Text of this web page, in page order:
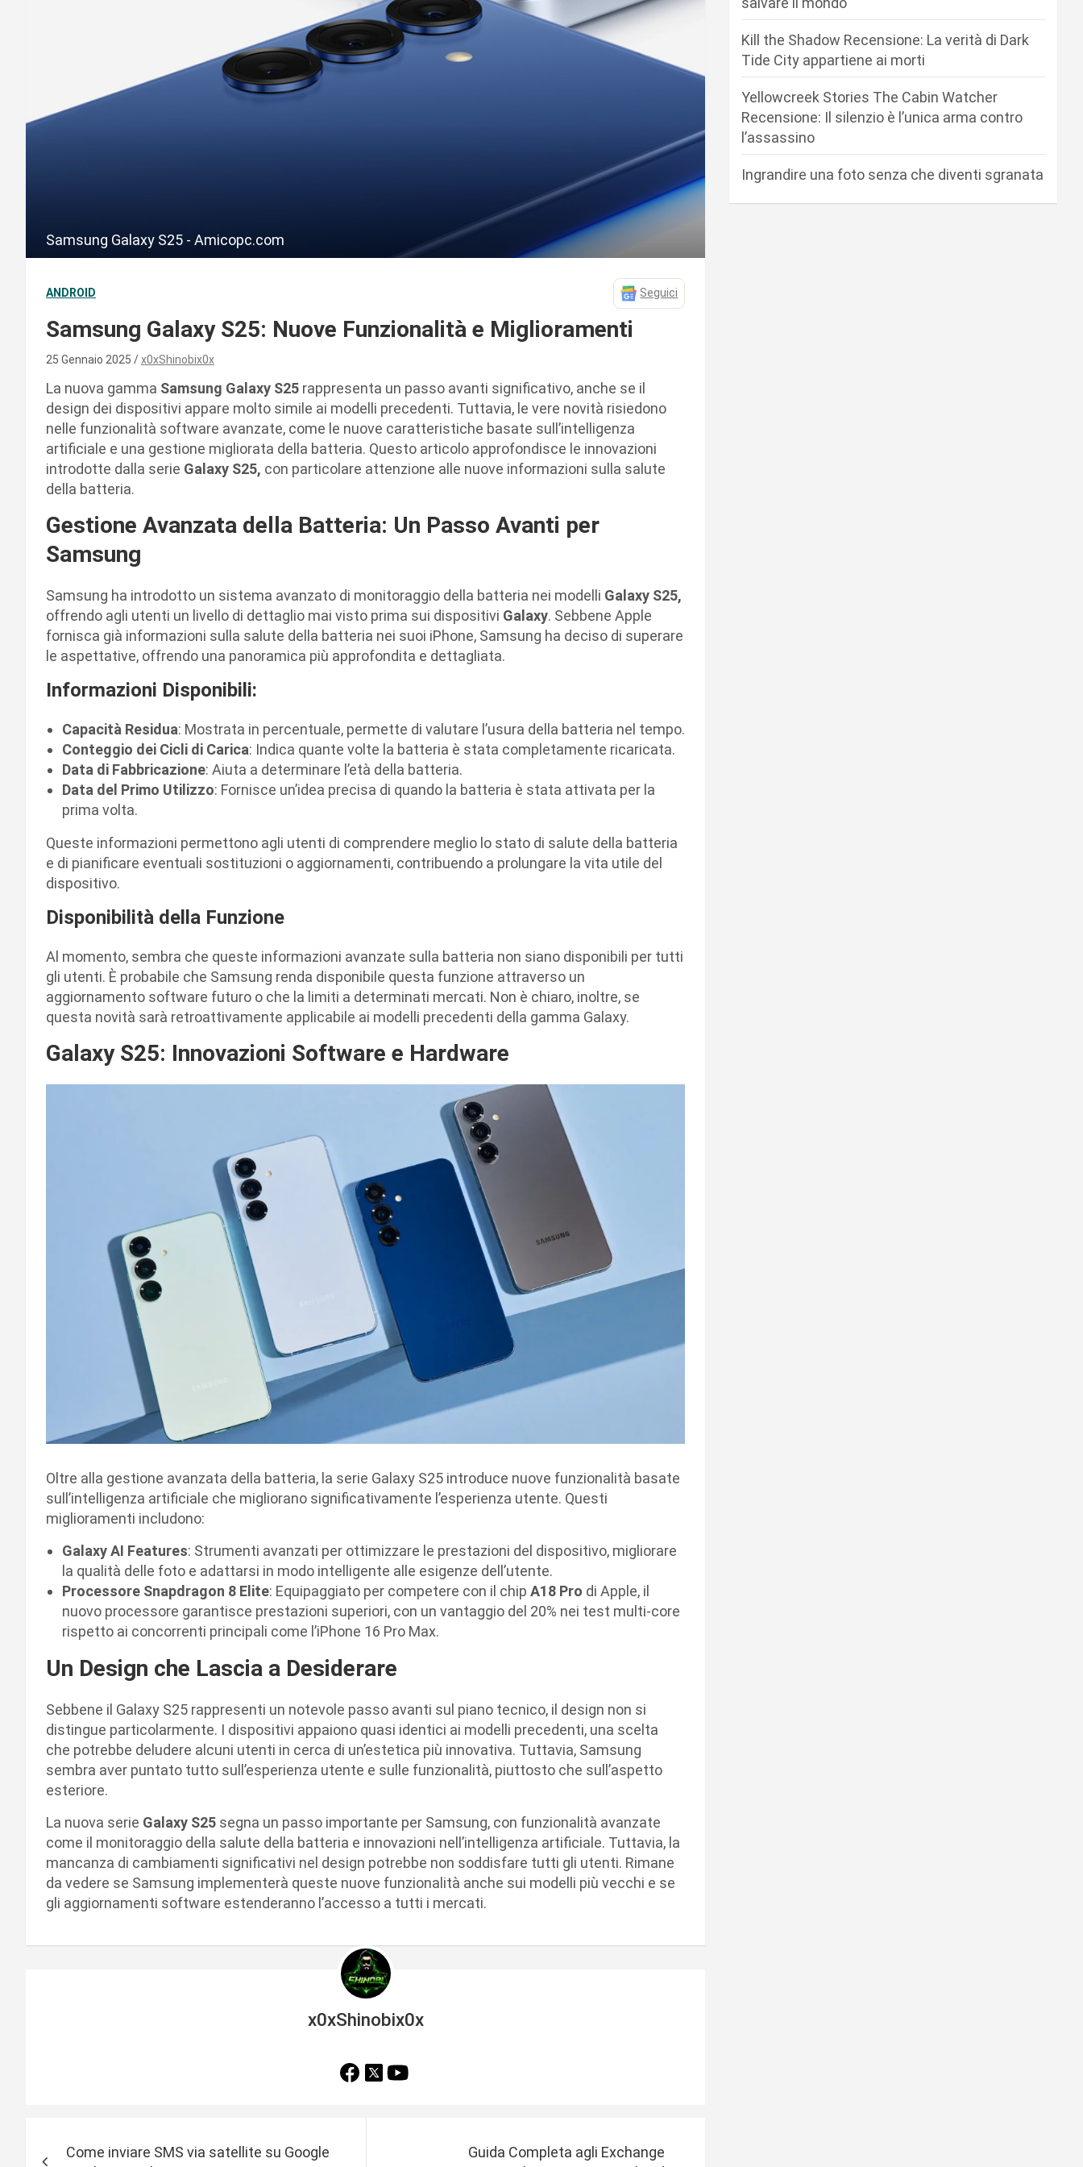
Samsung Galaxy S25 - Amicopc.com
ANDROID Seguici
Samsung Galaxy S25: Nuove Funzionalità e Miglioramenti
25 Gennaio 2025 x0xShinobix0x
La nuova gamma Samsung Galaxy S25 rappresenta un passo avanti significativo, anche se il
design dei dispositivi appare molto simile ai modelli precedenti. Tuttavia, le vere novità risiedono
nelle funzionalità software avanzate, come le nuove caratteristiche basate sull’intelligenza
artificiale e una gestione migliorata della batteria. Questo articolo approfondisce le innovazioni
introdotte dalla serie Galaxy S25, con particolare attenzione alle nuove informazioni sulla salute
della batteria.
Gestione Avanzata della Batteria: Un Passo Avanti per
Samsung
Samsung ha introdotto un sistema avanzato di monitoraggio della batteria nei modelli Galaxy S25,
offrendo agli utenti un livello di dettaglio mai visto prima sui dispositivi Galaxy. Sebbene Apple
fornisca già informazioni sulla salute della batteria nei suoi iPhone, Samsung ha deciso di superare
le aspettative, offrendo una panoramica più approfondita e dettagliata.
Informazioni Disponibili:
Capacità Residua: Mostrata in percentuale, permette di valutare l’usura della batteria nel tempo.
Conteggio dei Cicli di Carica: Indica quante volte la batteria è stata completamente ricaricata.
Data di Fabbricazione: Aiuta a determinare l’età della batteria.
Data del Primo Utilizzo: Fornisce un’idea precisa di quando la batteria è stata attivata per la
prima volta.
Queste informazioni permettono agli utenti di comprendere meglio lo stato di salute della batteria
e di pianificare eventuali sostituzioni o aggiornamenti, contribuendo a prolungare la vita utile del
dispositivo.
Disponibilità della Funzione
Al momento, sembra che queste informazioni avanzate sulla batteria non siano disponibili per tutti
gli utenti. È probabile che Samsung renda disponibile questa funzione attraverso un
aggiornamento software futuro o che la limiti a determinati mercati. Non è chiaro, inoltre, se
questa novità sarà retroattivamente applicabile ai modelli precedenti della gamma Galaxy.
Galaxy S25: Innovazioni Software e Hardware
Oltre alla gestione avanzata della batteria, la serie Galaxy S25 introduce nuove funzionalità basate
sull’intelligenza artificiale che migliorano significativamente l’esperienza utente. Questi
miglioramenti includono:
Galaxy AI Features: Strumenti avanzati per ottimizzare le prestazioni del dispositivo, migliorare
la qualità delle foto e adattarsi in modo intelligente alle esigenze dell’utente.
Processore Snapdragon 8 Elite: Equipaggiato per competere con il chip A18 Pro di Apple, il
nuovo processore garantisce prestazioni superiori, con un vantaggio del 20% nei test multi-core
rispetto ai concorrenti principali come l’iPhone 16 Pro Max.
Un Design che Lascia a Desiderare
Sebbene il Galaxy S25 rappresenti un notevole passo avanti sul piano tecnico, il design non si
distingue particolarmente. I dispositivi appaiono quasi identici ai modelli precedenti, una scelta
che potrebbe deludere alcuni utenti in cerca di un’estetica più innovativa. Tuttavia, Samsung
sembra aver puntato tutto sull’esperienza utente e sulle funzionalità, piuttosto che sull’aspetto
esteriore.
La nuova serie Galaxy S25 segna un passo importante per Samsung, con funzionalità avanzate
come il monitoraggio della salute della batteria e innovazioni nell’intelligenza artificiale. Tuttavia, la
mancanza di cambiamenti significativi nel design potrebbe non soddisfare tutti gli utenti. Rimane
da vedere se Samsung implementerà queste nuove funzionalità anche sui modelli più vecchi e se
gli aggiornamenti software estenderanno l’accesso a tutti i mercati.
x0xShinobix0x
Come inviare SMS via satellite su Google
Guida Completa agli Exchange
Kill the Shadow Recensione: La verità di Dark
Tide City appartiene ai morti
Yellowcreek Stories The Cabin Watcher
Recensione: Il silenzio è l’unica arma contro
l’assassino
Ingrandire una foto senza che diventi sgranata